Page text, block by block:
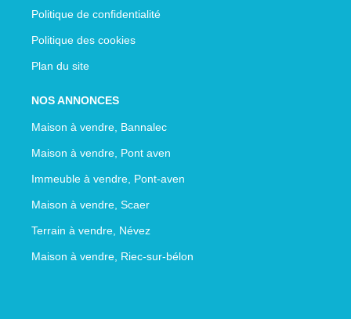
Politique de confidentialité
Politique des cookies
Plan du site
NOS ANNONCES
Maison à vendre, Bannalec
Maison à vendre, Pont aven
Immeuble à vendre, Pont-aven
Maison à vendre, Scaer
Terrain à vendre, Névez
Maison à vendre, Riec-sur-bélon